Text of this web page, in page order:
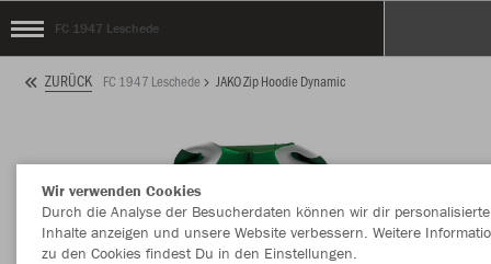
FC 1947 Leschede
ZURÜCK FC 1947 Leschede JAKO Zip Hoodie Dynamic
Wir verwenden Cookies
Durch die Analyse der Besucherdaten können wir dir personalisierte
Inhalte anzeigen und unsere Website verbessern. Weitere
zu den Cookies findest Du in den Einstellungen.